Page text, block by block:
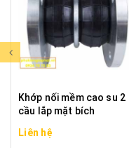
Khớp nối mềm cao su 2
cầu lắp mặt bích
Liên hệ